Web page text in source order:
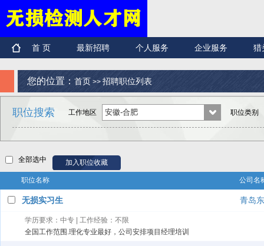
首 页 最新招聘 个人服务 企业服务 猎
您的位置： 首页 >> 招聘职位列表
职位搜索 工作地区 职位类别
全部选中
职位名称 公司名
无损实习生 青岛
学历要求：中专 | 工作经验：不限
全国工作范围.理化专业最好，公司安排项目经理培训